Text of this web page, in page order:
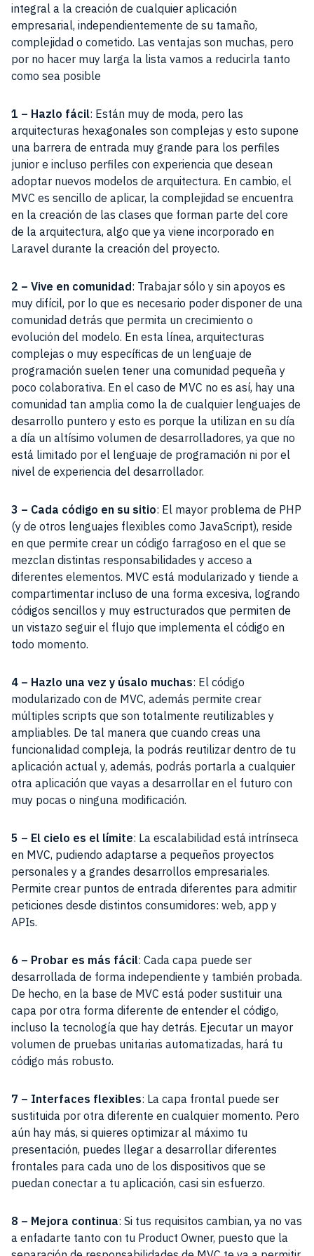
integral a la creación de cualquier aplicación
empresarial, independientemente de su tamaño,
complejidad o cometido. Las ventajas son muchas, pero
por no hacer muy larga la lista vamos a reducirla tanto
como sea posible
1 – Hazlo fácil: Están muy de moda, pero las
arquitecturas hexagonales son complejas y esto supone
una barrera de entrada muy grande para los perfiles
junior e incluso perfiles con experiencia que desean
adoptar nuevos modelos de arquitectura. En cambio, el
MVC es sencillo de aplicar, la complejidad se encuentra
en la creación de las clases que forman parte del core
de la arquitectura, algo que ya viene incorporado en
Laravel durante la creación del proyecto.
2 – Vive en comunidad: Trabajar sólo y sin apoyos es
muy difícil, por lo que es necesario poder disponer de una
comunidad detrás que permita un crecimiento o
evolución del modelo. En esta línea, arquitecturas
complejas o muy específicas de un lenguaje de
programación suelen tener una comunidad pequeña y
poco colaborativa. En el caso de MVC no es así, hay una
comunidad tan amplia como la de cualquier lenguajes de
desarrollo puntero y esto es porque la utilizan en su día
a día un altísimo volumen de desarrolladores, ya que no
está limitado por el lenguaje de programación ni por el
nivel de experiencia del desarrollador.
3 – Cada código en su sitio: El mayor problema de PHP
(y de otros lenguajes flexibles como JavaScript), reside
en que permite crear un código farragoso en el que se
mezclan distintas responsabilidades y acceso a
diferentes elementos. MVC está modularizado y tiende a
compartimentar incluso de una forma excesiva, logrando
códigos sencillos y muy estructurados que permiten de
un vistazo seguir el flujo que implementa el código en
todo momento.
4 – Hazlo una vez y úsalo muchas: El código
modularizado con de MVC, además permite crear
múltiples scripts que son totalmente reutilizables y
ampliables. De tal manera que cuando creas una
funcionalidad compleja, la podrás reutilizar dentro de tu
aplicación actual y, además, podrás portarla a cualquier
otra aplicación que vayas a desarrollar en el futuro con
muy pocas o ninguna modificación.
5 – El cielo es el límite: La escalabilidad está intrínseca
en MVC, pudiendo adaptarse a pequeños proyectos
personales y a grandes desarrollos empresariales.
Permite crear puntos de entrada diferentes para admitir
peticiones desde distintos consumidores: web, app y
APIs.
6 – Probar es más fácil: Cada capa puede ser
desarrollada de forma independiente y también probada.
De hecho, en la base de MVC está poder sustituir una
capa por otra forma diferente de entender el código,
incluso la tecnología que hay detrás. Ejecutar un mayor
volumen de pruebas unitarias automatizadas, hará tu
código más robusto.
7 – Interfaces flexibles: La capa frontal puede ser
sustituida por otra diferente en cualquier momento. Pero
aún hay más, si quieres optimizar al máximo tu
presentación, puedes llegar a desarrollar diferentes
frontales para cada uno de los dispositivos que se
puedan conectar a tu aplicación, casi sin esfuerzo.
8 – Mejora continua: Si tus requisitos cambian, ya no vas
a enfadarte tanto con tu Product Owner, puesto que la